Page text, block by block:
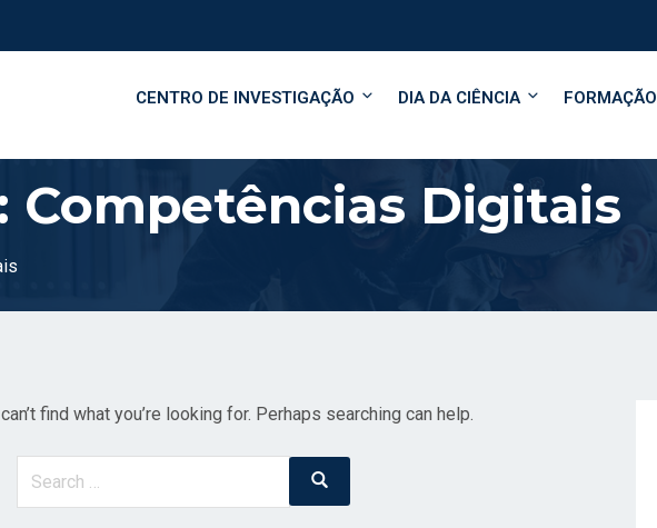
CENTRO DE INVESTIGAÇÃO DIA DA CIÊNCIA FORMAÇÃO
Competências Digitais
find what you’re looking for. Perhaps searching can help.
Search